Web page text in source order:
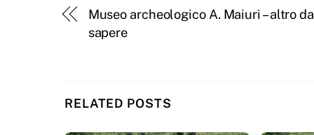
Museo archeologico A. Maiuri – altro da
sapere
RELATED POSTS